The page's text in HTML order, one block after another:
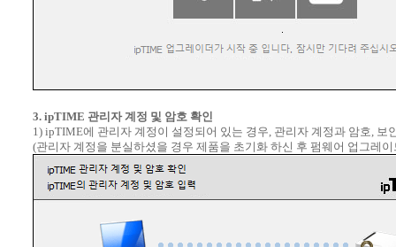
3. ipTIME 관리자 계정 및 암호 확인
1) ipTIME에 관리자 계정이 설정되어 있는 경우, 관리자 계정과 암호,
(관리자 계정을 분실하셨을 경우 제품을 초기화 하신 후 펌웨어 업그레